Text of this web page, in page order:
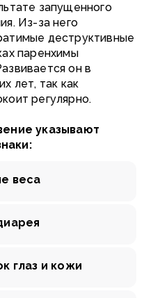
запущенного
Из-за него
деструктивные
паренхимы
он в
лет, так как
регулярно.
указывают
веса
глаз и кожи